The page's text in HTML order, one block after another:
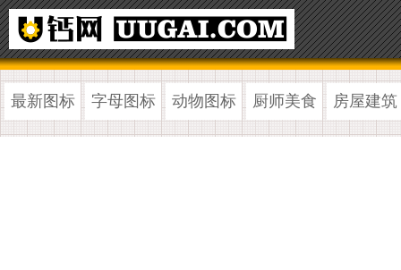
最新图标 字母图标 动物图标 厨师美食 房屋建筑